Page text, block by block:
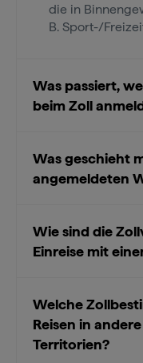
die in
B. Sport-/
Was passiert,
beim Zoll
Was geschieht
angemeldeten
Wie sind die
Einreise mit
Welche
Reisen in
Territorien?